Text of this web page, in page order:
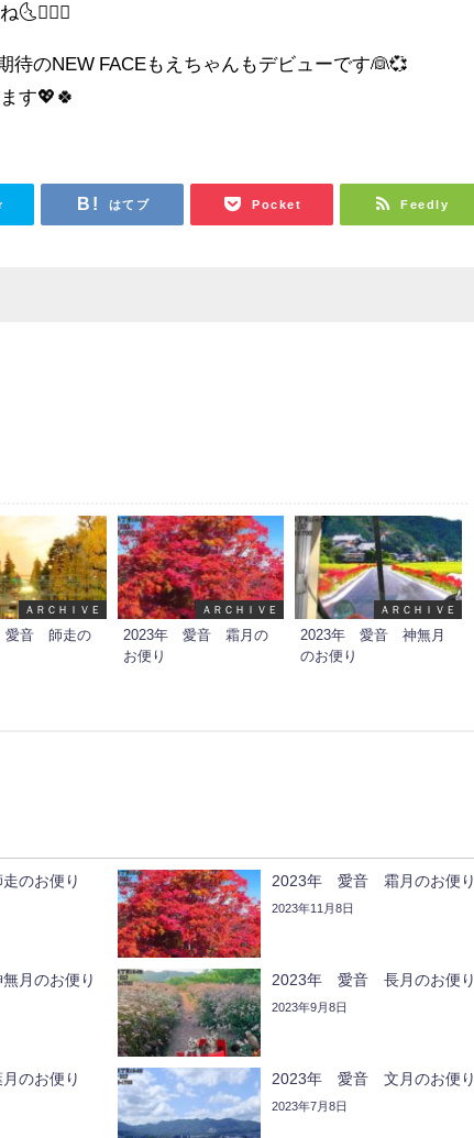
🌜👩‍❤️‍👨
待のNEW FACEもえちゃんもデビューです👰💞
す💖🍀
はてブ Pocket Feedly
ＡＲＣＨＩＶＥ
愛音 師走の
ＡＲＣＨＩＶＥ
2023年 愛音 霜月の
お便り
ＡＲＣＨＩＶＥ
2023年 愛音 神無月
のお便り
のお便り 2023年 愛音 霜月のお便り
2023年11月8日
月のお便り 2023年 愛音 長月のお便り
2023年9月8日
のお便り 2023年 愛音 文月のお便り
2023年7月8日